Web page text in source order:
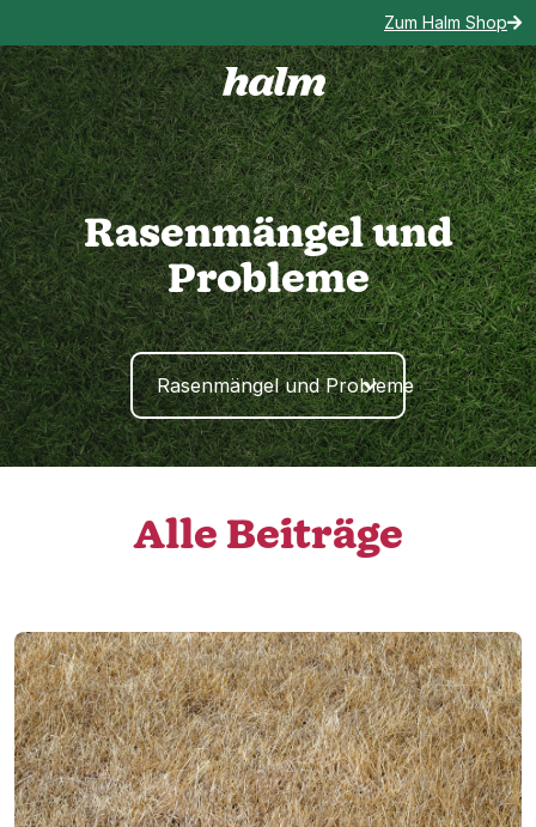
Zum Halm Shop
Rasenmängel und
Probleme
Rasenmängel und Probleme
Alle Beiträge